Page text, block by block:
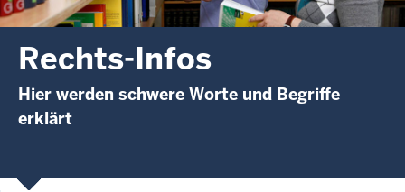
Rechts-Infos
Hier werden schwere Worte und Begriffe
erklärt